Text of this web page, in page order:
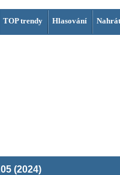
TOP trendy Hlasování
(2024)